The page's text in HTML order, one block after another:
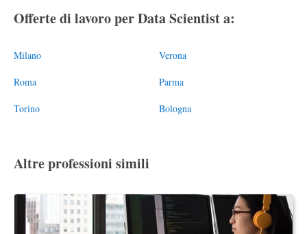
Offerte di lavoro per Data Scientist a:
Milano
Roma
Torino
Verona
Parma
Bologna
Altre professioni simili